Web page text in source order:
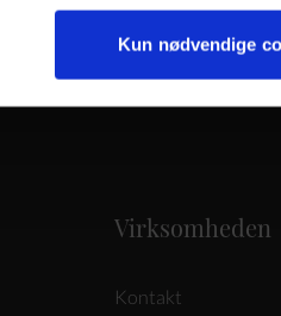
Kun nødvendige
Virksomheden
Kontakt